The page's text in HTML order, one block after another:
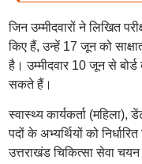
जिन उम्मीदवारों ने लिखित
किए हैं, उन्हें 17 जून को
है। उम्मीदवार 10 जून से
सकते हैं।
स्वास्थ्य कार्यकर्ता (महिला),
पदों के अभ्यर्थियों को
उत्तराखंड चिकित्सा सेवा